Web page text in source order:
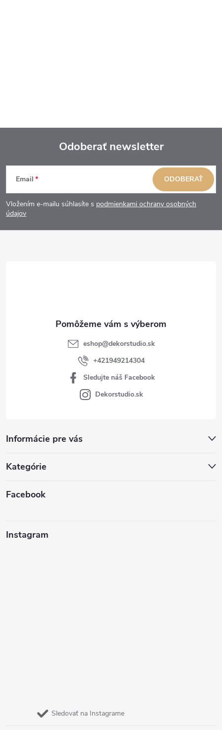
Z
á
p
Odoberať newsletter
Email
Vložením e-mailu súhlasíte s podmienkami ochrany osobných
údajov
ODOBERAŤ
Informácie pre vás
Kategórie
Facebook
Instagram
Sledovať na Instagrame
eshop@dekorstudio.sk
+421949214304
Sledujte náš Facebook
Dekorstudio.sk